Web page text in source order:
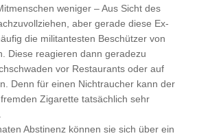
weniger – Aus Sicht des
aber gerade diese Ex-
die militantesten Beschützer von
Diese reagieren dann geradezu
vor Restaurants oder auf
Denn für einen Nichtraucher kann der
Zigarette tatsächlich sehr
Abstinenz können sie sich über ein